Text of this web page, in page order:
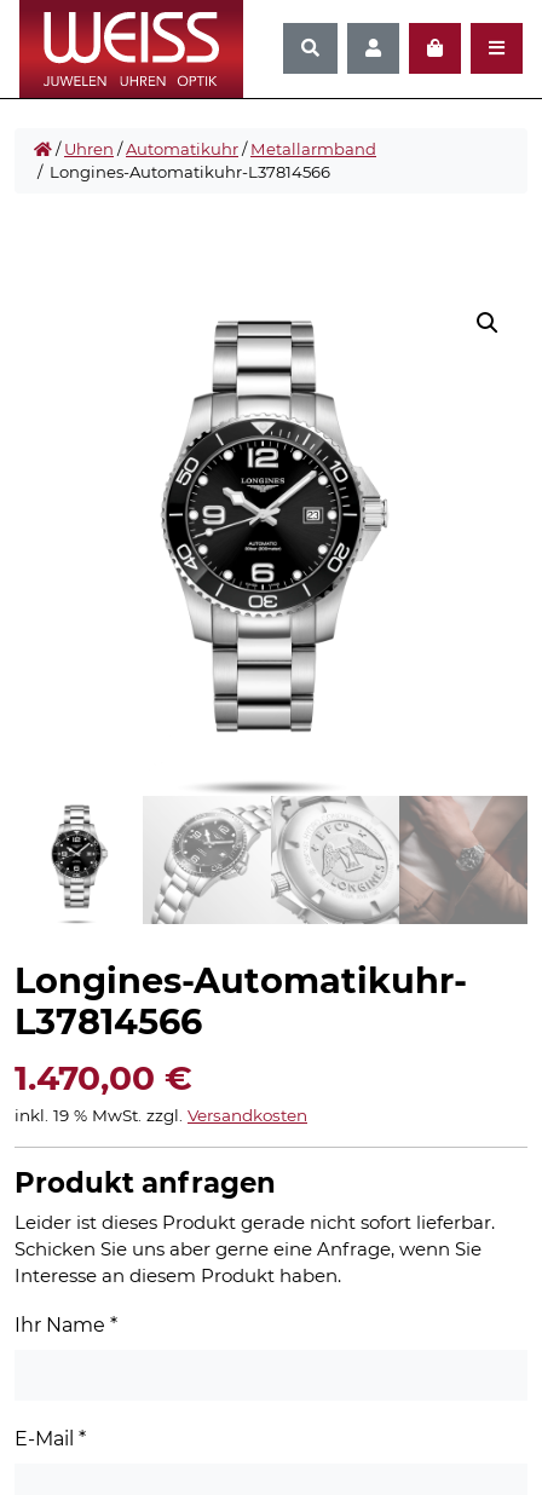
/Uhren /Automatikuhr/Metallarmband
/ Longines-Automatikuhr-L37814566
Longines-Automatikuhr-
L37814566
1.470,00 €
inkl. 19 % MwSt. zzgl. Versandkosten
Produkt anfragen
Leider ist dieses Produkt gerade nicht sofort lieferbar.
Schicken Sie uns aber gerne eine Anfrage, wenn Sie
Interesse an diesem Produkt haben.
Ihr Name *
E-Mail *